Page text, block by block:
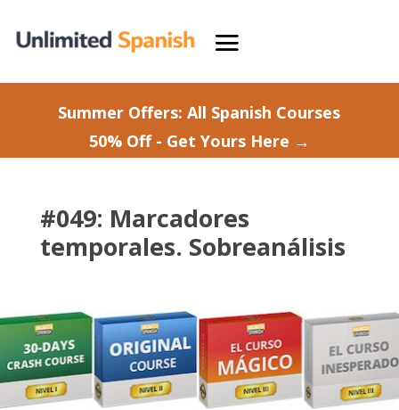
Summer Offers: All Spanish Courses
50% Off - Get Yours Here →
#049: Marcadores
temporales. Sobreanálisis